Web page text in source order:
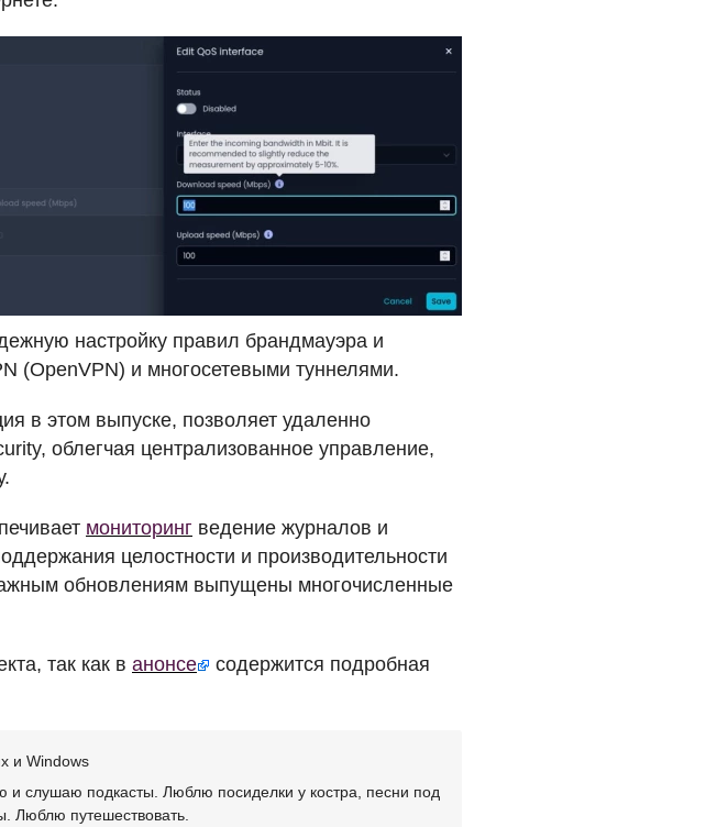
настройку правил брандмауэра и
(OpenVPN) и многосетевыми туннелями.
в этом выпуске, позволяет удаленно
облегчая централизованное управление,
мониторинг ведение журналов и
целостности и производительности
обновлениям выпущены многочисленные
так как в анонсе
содержится подробная
и Windows
и слушаю подкасты. Люблю посиделки у костра, песни под
Люблю путешествовать.